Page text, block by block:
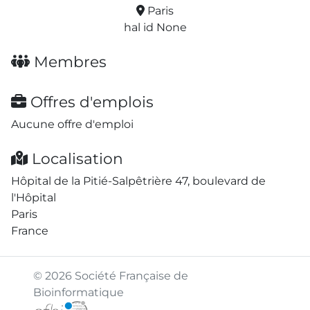
Paris
hal id None
Membres
Offres d'emplois
Aucune offre d'emploi
Localisation
Hôpital de la Pitié-Salpêtrière 47, boulevard de
l'Hôpital
Paris
France
© 2026 Société Française de
Bioinformatique